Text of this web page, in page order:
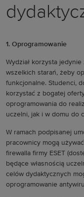
1. Oprogramowanie
Wydział korzysta
wszelkich starań, żeby
funkcjonalne. Studenci,
korzystać z bogatej
oprogramowania do
uczelni, jak i w domu do
W ramach podpisanej
pracownicy mogą
firewalla firmy ESET
będące własnością
celów dydaktycznych
oprogramowanie